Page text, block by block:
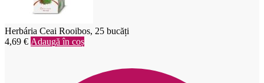
Herbária Ceai Rooibos, 25 bucăți
4,69 € Adaugă în coș